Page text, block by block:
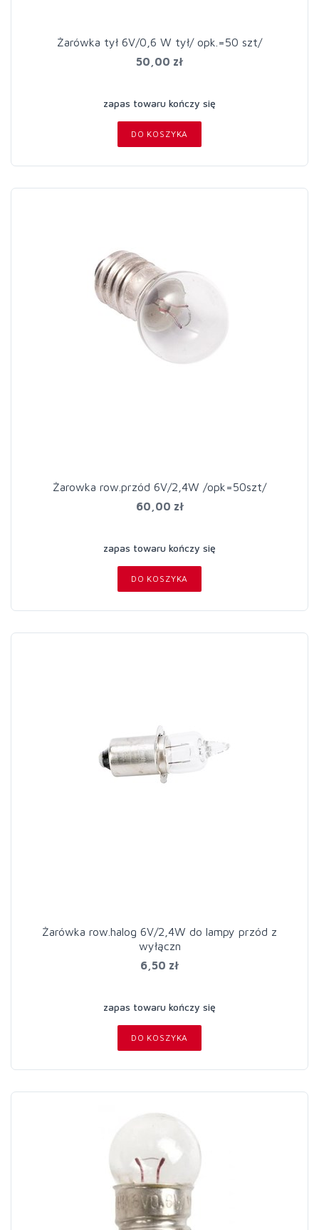
Żarówka tył 6V/0,6 W tył/ opk.=50 szt/
50,00 zł
zapas towaru kończy się
DO KOSZYKA
Żarowka row.przód 6V/2,4W /opk=50szt/
60,00 zł
zapas towaru kończy się
DO KOSZYKA
Żarówka row.halog 6V/2,4W do lampy przód z
wyłączn
6,50 zł
zapas towaru kończy się
DO KOSZYKA